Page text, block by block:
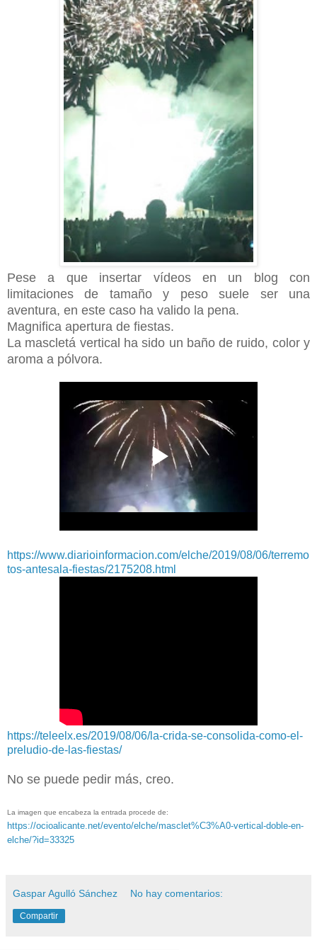
Pese a que insertar vídeos en un blog con
limitaciones de tamaño y peso suele ser una
aventura, en este caso ha valido la pena.
Magnifica apertura de fiestas.
La mascletá vertical ha sido un baño de ruido, color y
aroma a pólvora.
https://www.diarioinformacion.com/elche/2019/08/06/terremo
tos-antesala-fiestas/2175208.html
https://teleelx.es/2019/08/06/la-crida-se-consolida-como-el-
preludio-de-las-fiestas/
No se puede pedir más, creo.
La imagen que encabeza la entrada procede de:
https://ocioalicante.net/evento/elche/masclet%C3%A0-vertical-doble-en-
elche/?id=33325
Gaspar Agulló Sánchez No hay comentarios:
Compartir